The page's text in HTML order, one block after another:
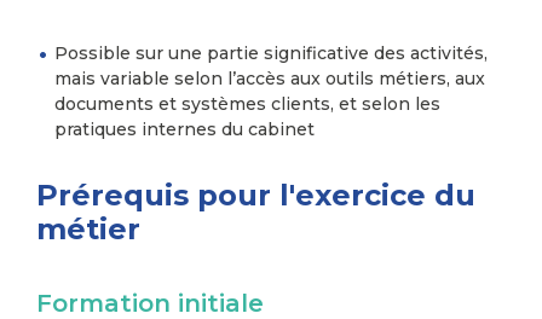
Possible sur une partie significative des activités,
mais variable selon l’accès aux outils métiers, aux
documents et systèmes clients, et selon les
pratiques internes du cabinet
Prérequis pour l'exercice du
métier
Formation initiale